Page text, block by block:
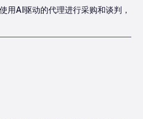
用AI驱动的代理进行采购和谈判，